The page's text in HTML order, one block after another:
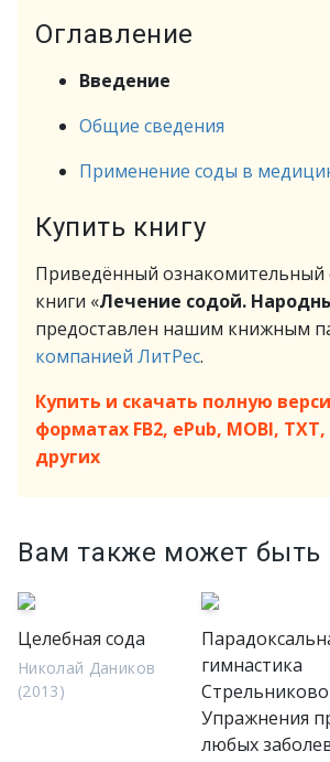
Оглавление
Введение
Общие сведения
Применение соды в
Купить книгу
Приведённый ознакомительный
книги «Лечение содой.
предоставлен нашим книжным
компанией ЛитРес.
Купить и скачать полную
форматах FB2, ePub, MOBI, TXT,
других
Вам также может быть
Целебная сода
Николай Даников
(2013)
гимнастика
Упражнения
любых